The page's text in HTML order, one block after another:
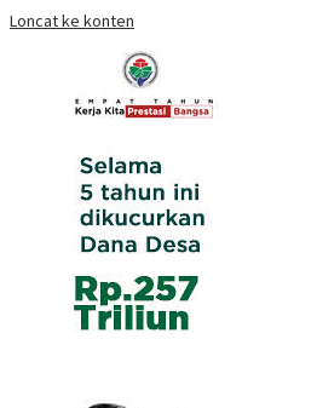
Loncat ke konten